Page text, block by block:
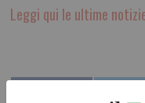
Leggi qui le ultime